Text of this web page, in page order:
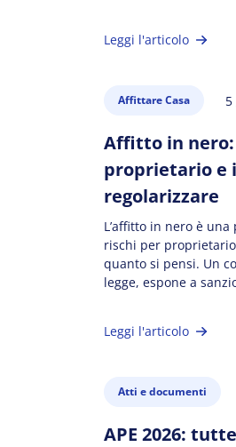
Leggi l'articolo
Affittare Casa 5
Affitto in nero:
proprietario e
regolarizzare
L’affitto in nero è
rischi per
quanto si pensi. Un
legge, espone a
Leggi l'articolo
Atti e documenti
APE 2026: